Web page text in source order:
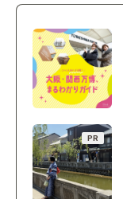
PR